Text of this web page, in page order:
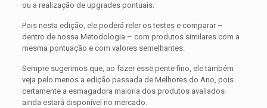
ou a realização de upgrades pontuais.
Pois nesta edição, ele poderá reler os testes e comparar –
dentro de nossa Metodologia – com produtos similares com a
mesma pontuação e com valores semelhantes.
Sempre sugerimos que, ao fazer esse pente fino, ele também
veja pelo menos a edição passada de Melhores do Ano, pois
certamente a esmagadora maioria dos produtos avaliados
ainda estará disponível no mercado.